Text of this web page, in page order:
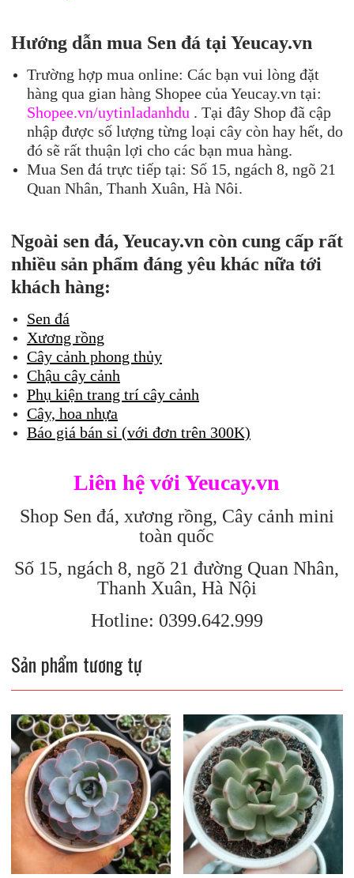
Hướng dẫn mua Sen đá tại Yeucay.vn
Trường hợp mua online: Các bạn vui lòng đặt
hàng qua gian hàng Shopee của Yeucay.vn tại:
Shopee.vn/uytinladanhdu. Tại đây Shop đã cập
nhập được số lượng từng loại cây còn hay hết, do
đó sẽ rất thuận lợi cho các bạn mua hàng.
Mua Sen đá trực tiếp tại: Số 15, ngách 8, ngõ 21
Quan Nhân, Thanh Xuân, Hà Nôi.
Ngoài sen đá, Yeucay.vn còn cung cấp rất
nhiều sản phẩm đáng yêu khác nữa tới
khách hàng:
Sen đá
Xương rồng
Cây cảnh phong thủy
Chậu cây cảnh
Phụ kiện trang trí cây cảnh
Cây, hoa nhựa
Báo giá bán sỉ (với đơn trên 300K)
Liên hệ với Yeucay.vn
Shop Sen đá, xương rồng, Cây cảnh mini
toàn quốc
Số 15, ngách 8, ngõ 21 đường Quan Nhân,
Thanh Xuân, Hà Nội
Hotline: 0399.642.999
Sản phẩm tương tự